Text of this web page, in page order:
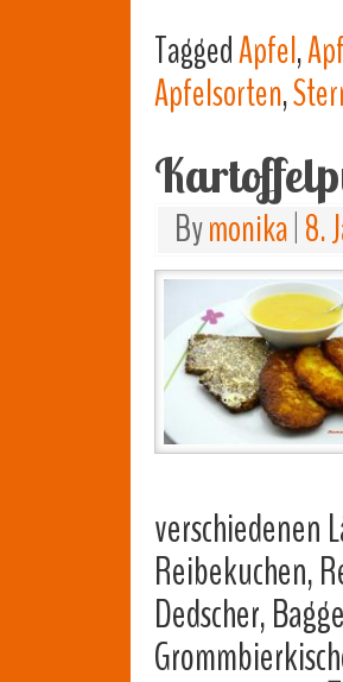
TaggedApfel,
Apfelsorten,
Bymonika 8.
verschiedenen
Reibekuchen,
Dedscher,